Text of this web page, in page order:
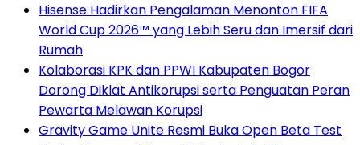
Hisense Hadirkan Pengalaman Menonton FIFA
World Cup 2026™ yang Lebih Seru dan Imersif dari
Rumah
Kolaborasi KPK dan PPWI Kabupaten Bogor
Dorong Diklat Antikorupsi serta Penguatan Peran
Pewarta Melawan Korupsi
Gravity Game Unite Resmi Buka Open Beta Test